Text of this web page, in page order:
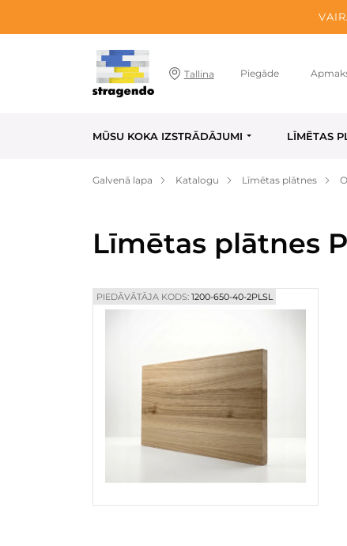
Tallina Piegāde
MŪSU KOKA IZSTRĀDĀJUMI LĪMĒTAS
Galvenā lapa Katalogu Līmētas plātnes
Līmētas plātnes
PIEDĀVĀTĀJA KODS: 1200-650-40-2PLSL